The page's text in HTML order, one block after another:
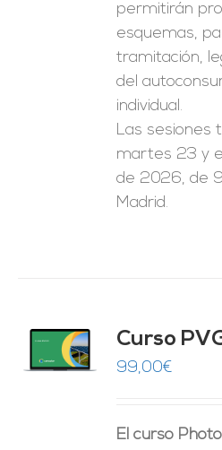
permitirán
esquemas,
tramitación,
del
individual.
Las sesiones
martes 23 y
de 2026, de
Madrid.
Curso
99,00€
El curso